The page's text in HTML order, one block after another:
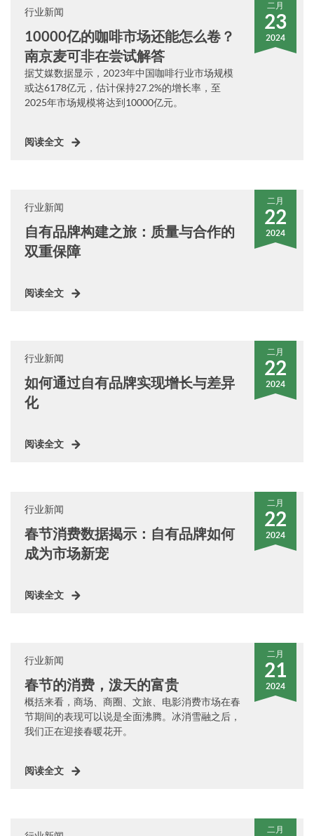
二月
23
2024
行业新闻
10000亿的咖啡市场还能怎么卷？
南京麦可非在尝试解答
据艾媒数据显示，2023年中国咖啡行业市场规模
或达6178亿元，估计保持27.2%的增长率，至
2025年市场规模将达到10000亿元。
阅读全文
二月
22
2024
行业新闻
自有品牌构建之旅：质量与合作的
双重保障
阅读全文
二月
22
2024
行业新闻
如何通过自有品牌实现增长与差异
化
阅读全文
二月
22
2024
行业新闻
春节消费数据揭示：自有品牌如何
成为市场新宠
阅读全文
二月
21
2024
行业新闻
春节的消费，泼天的富贵
概括来看，商场、商圈、文旅、电影消费市场在春
节期间的表现可以说是全面沸腾。冰消雪融之后，
我们正在迎接春暖花开。
阅读全文
二月